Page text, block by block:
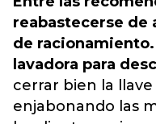
reabastecerse de
de
lavadora para
cerrar bien la
enjabonando las